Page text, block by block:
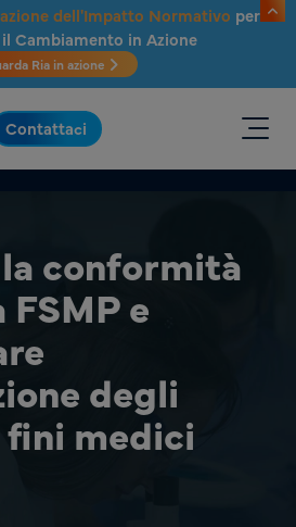
dell'Impatto Normativo per
Cambiamento in Azione
Ria in azione
Contattaci
conformità
e
degli
medici